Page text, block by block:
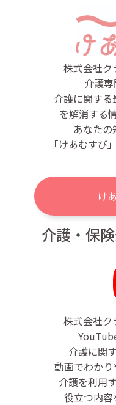
株式会社ク
介護専
介護に関す
を解消する
あなた
「けあむすび
け
介護・保
株式会社ク
介護に関
動画でわかり
介護を利用
役立つ内容